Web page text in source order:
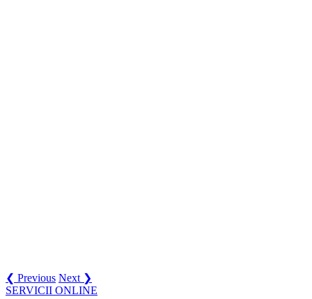
❮ Previous Next ❯
SERVICII ONLINE